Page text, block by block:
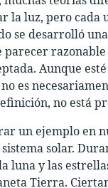
la luz, pero cada
se desarrolló
parecer
Aunque
es
no está
un ejemplo en
solar.
luna y las
Tierra.